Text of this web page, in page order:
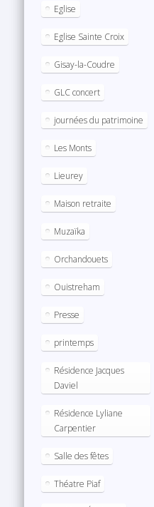
Eglise
Eglise Sainte Croix
Gisay-la-Coudre
GLC concert
journées du patrimoine
Les Monts
Lieurey
Maison retraite
Muzaïka
Orchandouets
Ouistreham
Presse
printemps
Résidence Jacques
Daviel
Résidence Lyliane
Carpentier
Salle des fêtes
Théatre Piaf